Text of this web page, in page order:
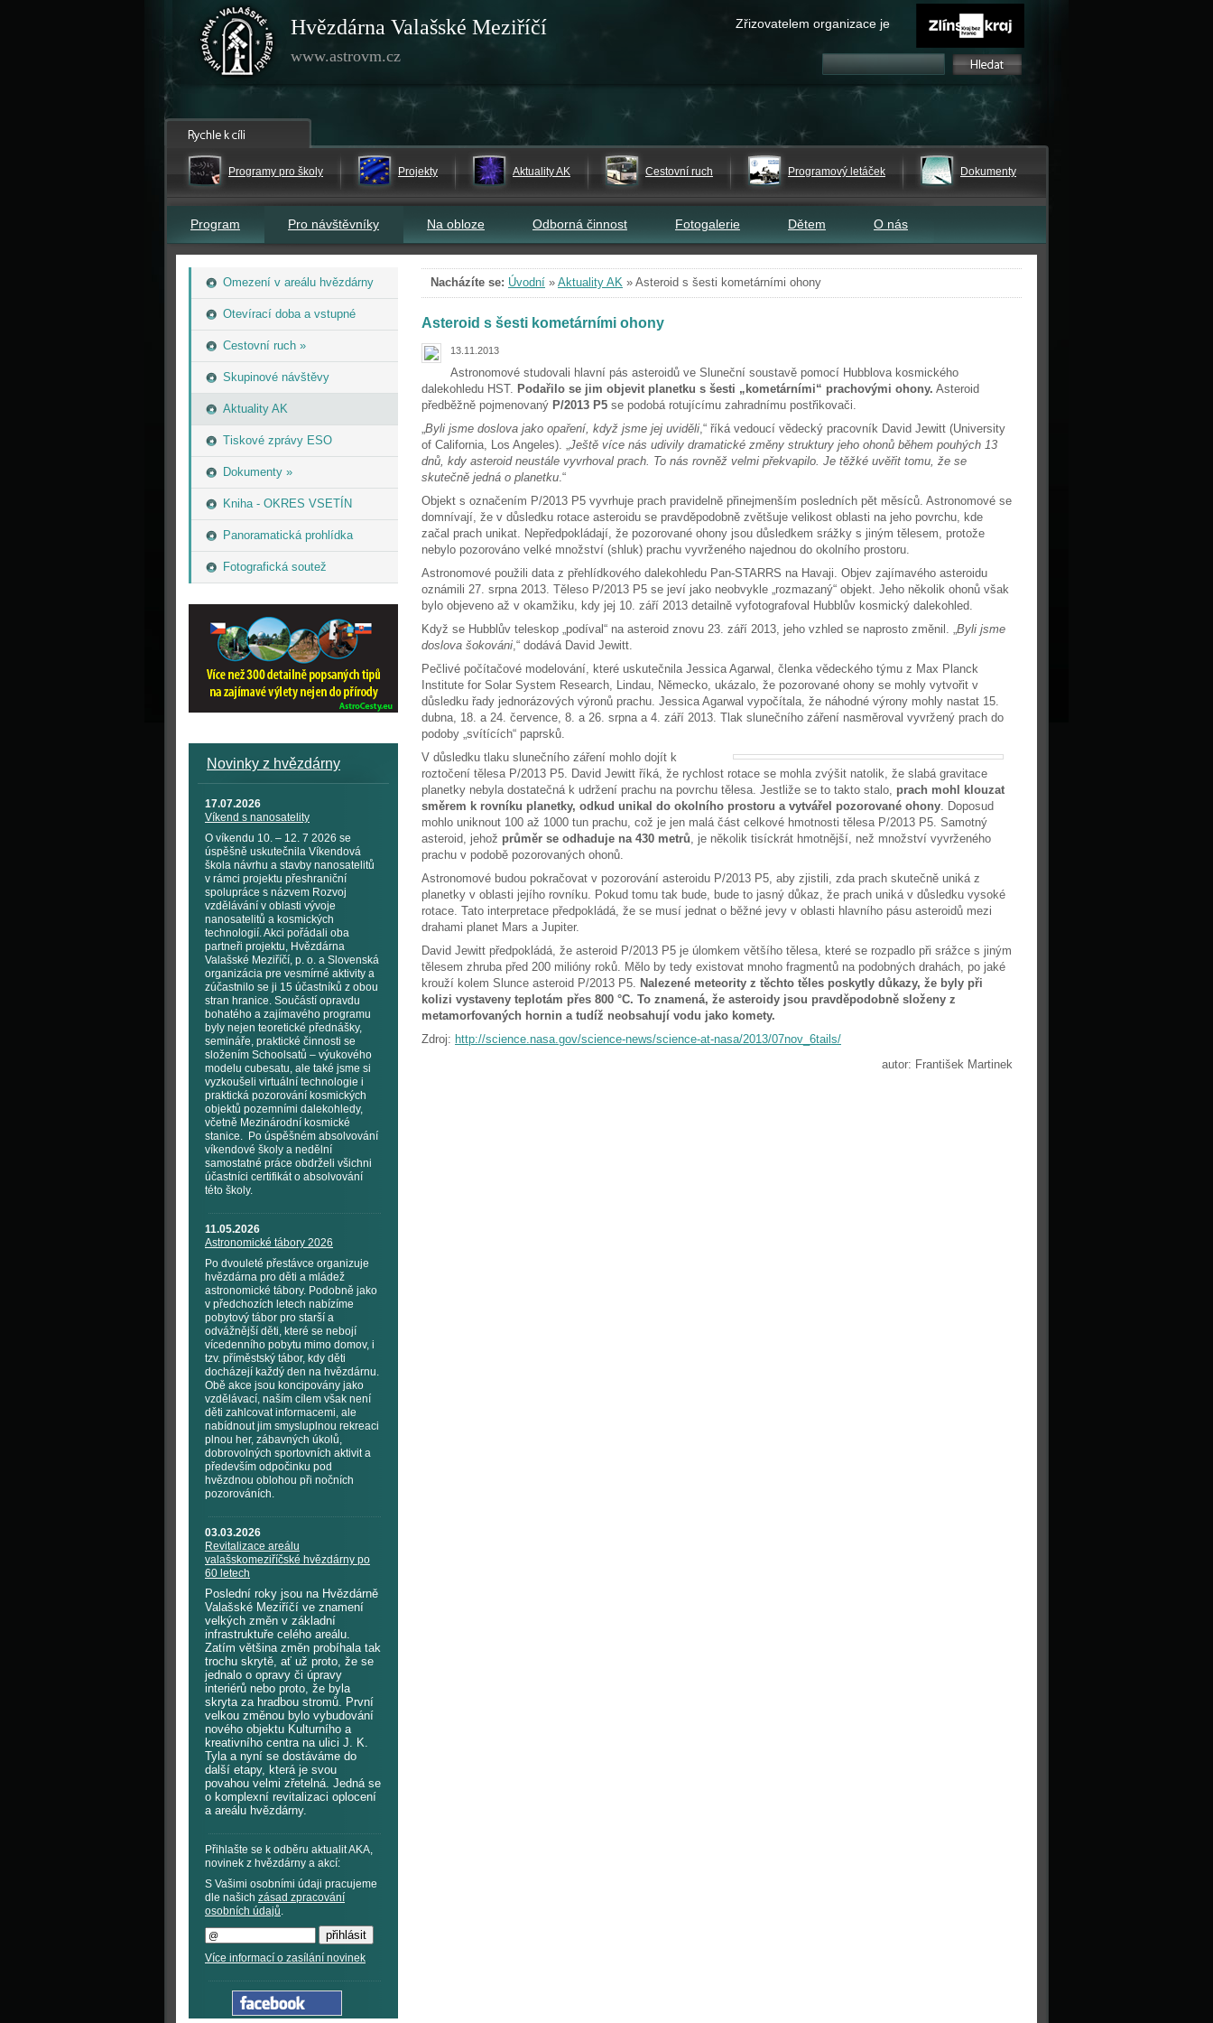
Hvězdárna Valašské Meziříčí
www.astrovm.cz
Zřizovatelem organizace je
Programy pro školy Projekty Aktuality AK Cestovní ruch Programový letáček Dokumenty
Program Pro návštěvníky Na obloze Odborná činnost Fotogalerie Dětem O nás
Omezení v areálu hvězdárny
Otevírací doba a vstupné
Cestovní ruch »
Skupinové návštěvy
Aktuality AK
Tiskové zprávy ESO
Dokumenty »
Kniha - OKRES VSETÍN
Panoramatická prohlídka
Fotografická soutež
Novinky z hvězdárny
17.07.2026
Víkend s nanosatelity
O víkendu 10. – 12. 7 2026 se
úspěšně uskutečnila Víkendová
škola návrhu a stavby nanosatelitů
v rámci projektu přeshraniční
spolupráce s názvem Rozvoj
vzdělávání v oblasti vývoje
nanosatelitů a kosmických
technologií. Akci pořádali oba
partneři projektu, Hvězdárna
Valašské Meziříčí, p. o. a Slovenská
organizácia pre vesmírné aktivity a
zúčastnilo se ji 15 účastníků z obou
stran hranice. Součástí opravdu
bohatého a zajímavého programu
byly nejen teoretické přednášky,
semináře, praktické činnosti se
složením Schoolsatů – výukového
modelu cubesatu, ale také jsme si
vyzkoušeli virtuální technologie i
praktická pozorování kosmických
objektů pozemními dalekohledy,
včetně Mezinárodní kosmické
stanice. Po úspěšném absolvování
víkendové školy a nedělní
samostatné práce obdrželi všichni
účastníci certifikát o absolvování
této školy.
11.05.2026
Astronomické tábory 2026
Po dvouleté přestávce organizuje
hvězdárna pro děti a mládež
astronomické tábory. Podobně jako
v předchozích letech nabízíme
pobytový tábor pro starší a
odvážnější děti, které se nebojí
vícedenního pobytu mimo domov, i
tzv. příměstský tábor, kdy děti
docházejí každý den na hvězdárnu.
Obě akce jsou koncipovány jako
vzdělávací, naším cílem však není
děti zahlcovat informacemi, ale
nabídnout jim smysluplnou rekreaci
plnou her, zábavných úkolů,
dobrovolných sportovních aktivit a
především odpočinku pod
hvězdnou oblohou při nočních
pozorováních.
03.03.2026
Revitalizace areálu
valašskomeziříčské hvězdárny po
60 letech
Poslední roky jsou na Hvězdárně
Valašské Meziříčí ve znamení
velkých změn v základní
infrastruktuře celého areálu.
Zatím většina změn probíhala tak
trochu skrytě, ať už proto, že se
jednalo o opravy či úpravy
interiérů nebo proto, že byla
skryta za hradbou stromů. První
velkou změnou bylo vybudování
nového objektu Kulturního a
kreativního centra na ulici J. K.
Tyla a nyní se dostáváme do
další etapy, která je svou
povahou velmi zřetelná. Jedná se
o komplexní revitalizaci oplocení
a areálu hvězdárny.
Přihlašte se k odběru aktualit AKA,
novinek z hvězdárny a akcí:
S Vašimi osobními údaji pracujeme
dle našich zásad zpracování
osobních údajů.
Více informací o zasílání novinek
Nacházíte se: Úvodní » Aktuality AK » Asteroid s šesti kometárními ohony
Asteroid s šesti kometárními ohony
13.11.2013
Astronomové studovali hlavní pás asteroidů ve Sluneční soustavě pomocí Hubblova kosmického
dalekohledu HST. Podařilo se jim objevit planetku s šesti „kometárními“ prachovými ohony. Asteroid
předběžně pojmenovaný P/2013 P5 se podobá rotujícímu zahradnímu postřikovači.
„Byli jsme doslova jako opaření, když jsme jej uviděli,“ říká vedoucí vědecký pracovník David Jewitt (University
of California, Los Angeles). „Ještě více nás udivily dramatické změny struktury jeho ohonů během pouhých 13
dnů, kdy asteroid neustále vyvrhoval prach. To nás rovněž velmi překvapilo. Je těžké uvěřit tomu, že se
skutečně jedná o planetku.“
Objekt s označením P/2013 P5 vyvrhuje prach pravidelně přinejmenším posledních pět měsíců. Astronomové se
domnívají, že v důsledku rotace asteroidu se pravděpodobně zvětšuje velikost oblasti na jeho povrchu, kde
začal prach unikat. Nepředpokládají, že pozorované ohony jsou důsledkem srážky s jiným tělesem, protože
nebylo pozorováno velké množství (shluk) prachu vyvrženého najednou do okolního prostoru.
Astronomové použili data z přehlídkového dalekohledu Pan-STARRS na Havaji. Objev zajímavého asteroidu
oznámili 27. srpna 2013. Těleso P/2013 P5 se jeví jako neobvykle „rozmazaný“ objekt. Jeho několik ohonů však
bylo objeveno až v okamžiku, kdy jej 10. září 2013 detailně vyfotografoval Hubblův kosmický dalekohled.
Když se Hubblův teleskop „podíval“ na asteroid znovu 23. září 2013, jeho vzhled se naprosto změnil. „Byli jsme
doslova šokováni,“ dodává David Jewitt.
Pečlivé počítačové modelování, které uskutečnila Jessica Agarwal, členka vědeckého týmu z Max Planck
Institute for Solar System Research, Lindau, Německo, ukázalo, že pozorované ohony se mohly vytvořit v
důsledku řady jednorázových výronů prachu. Jessica Agarwal vypočítala, že náhodné výrony mohly nastat 15.
dubna, 18. a 24. července, 8. a 26. srpna a 4. září 2013. Tlak slunečního záření nasměroval vyvržený prach do
podoby „svítících“ paprsků.
V důsledku tlaku slunečního záření mohlo dojít k
roztočení tělesa P/2013 P5. David Jewitt říká, že rychlost rotace se mohla zvýšit natolik, že slabá gravitace
planetky nebyla dostatečná k udržení prachu na povrchu tělesa. Jestliže se to takto stalo, prach mohl klouzat
směrem k rovníku planetky, odkud unikal do okolního prostoru a vytvářel pozorované ohony. Doposud
mohlo uniknout 100 až 1000 tun prachu, což je jen malá část celkové hmotnosti tělesa P/2013 P5. Samotný
asteroid, jehož průměr se odhaduje na 430 metrů, je několik tisíckrát hmotnější, než množství vyvrženého
prachu v podobě pozorovaných ohonů.
Astronomové budou pokračovat v pozorování asteroidu P/2013 P5, aby zjistili, zda prach skutečně uniká z
planetky v oblasti jejího rovníku. Pokud tomu tak bude, bude to jasný důkaz, že prach uniká v důsledku vysoké
rotace. Tato interpretace předpokládá, že se musí jednat o běžné jevy v oblasti hlavního pásu asteroidů mezi
drahami planet Mars a Jupiter.
David Jewitt předpokládá, že asteroid P/2013 P5 je úlomkem většího tělesa, které se rozpadlo při srážce s jiným
tělesem zhruba před 200 milióny roků. Mělo by tedy existovat mnoho fragmentů na podobných drahách, po jaké
krouží kolem Slunce asteroid P/2013 P5. Nalezené meteority z těchto těles poskytly důkazy, že byly při
kolizi vystaveny teplotám přes 800 °C. To znamená, že asteroidy jsou pravděpodobně složeny z
metamorfovaných hornin a tudíž neobsahují vodu jako komety.
Zdroj: http://science.nasa.gov/science-news/science-at-nasa/2013/07nov_6tails/
autor: František Martinek